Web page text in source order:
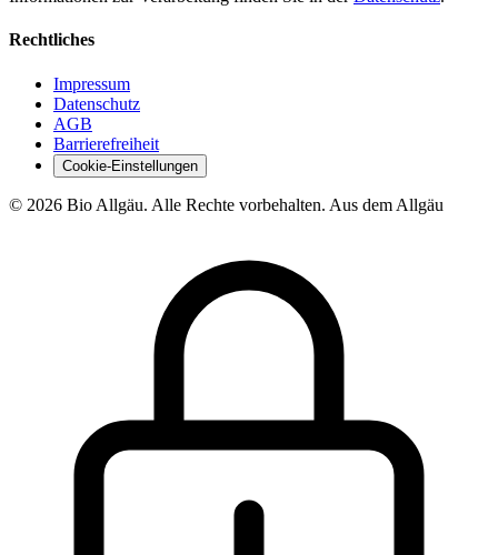
Rechtliches
Impressum
Datenschutz
AGB
Barrierefreiheit
Cookie-Einstellungen
© 2026 Bio Allgäu. Alle Rechte vorbehalten. Aus dem Allgäu